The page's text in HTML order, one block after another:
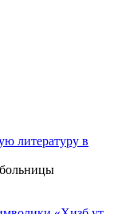
литературу в